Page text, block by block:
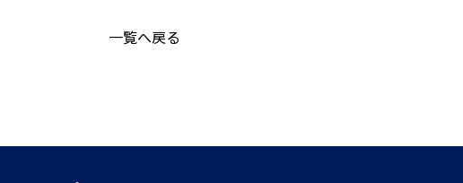
一覧へ戻る